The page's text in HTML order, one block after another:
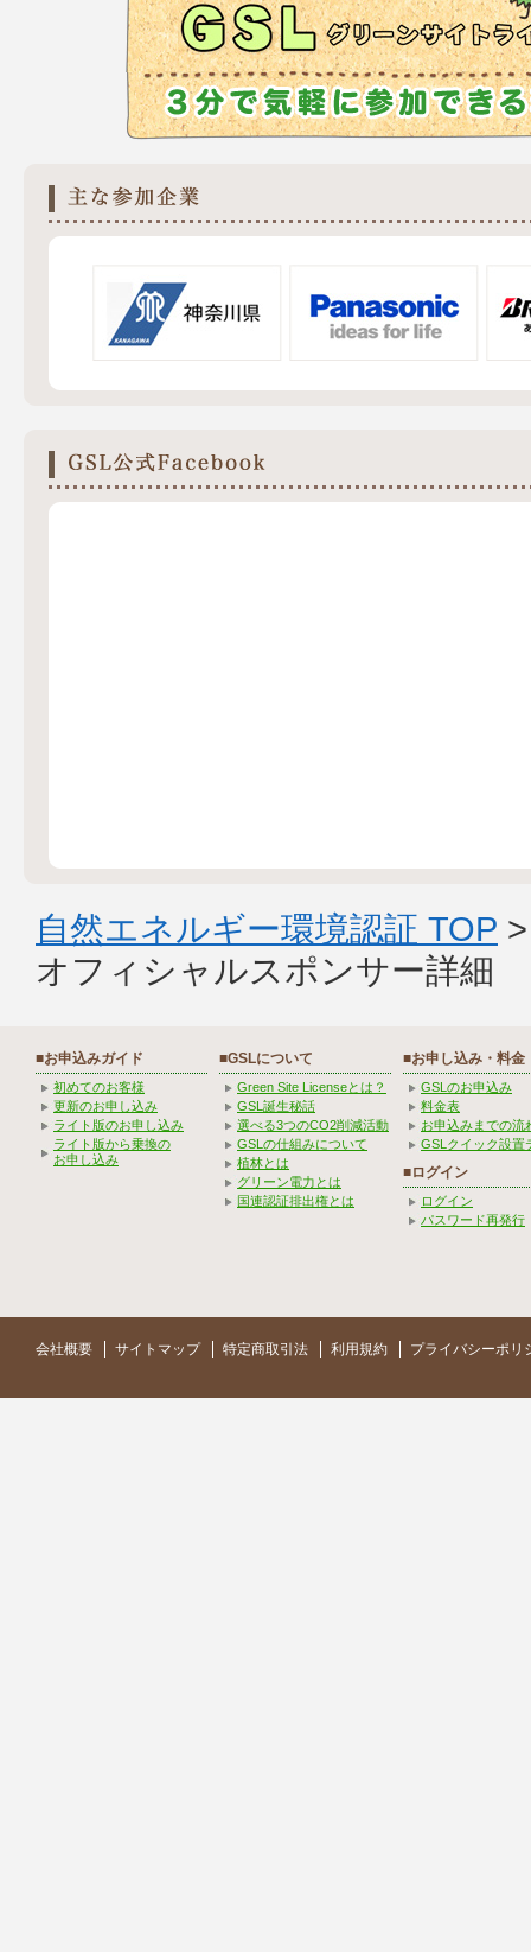
自然エネルギー環境認証 TOP
オフィシャルスポンサー詳細
■お申込みガイド
初めてのお客様
更新のお申し込み
ライト版のお申し込み
ライト版から乗換の
お申し込み
■GSLについて
Green Site Licenseとは？
GSL誕生秘話
選べる3つのCO2削減活動
GSLの仕組みについて
植林とは
グリーン電力とは
国連認証排出権とは
■お申し込み・料金
GSLのお申込み
料金表
お申込みまでの流
GSLクイック設置
■ログイン
ログイン
パスワード再発行
会社概要 サイトマップ 特定商取引法 利用規約 プライバシーポリ